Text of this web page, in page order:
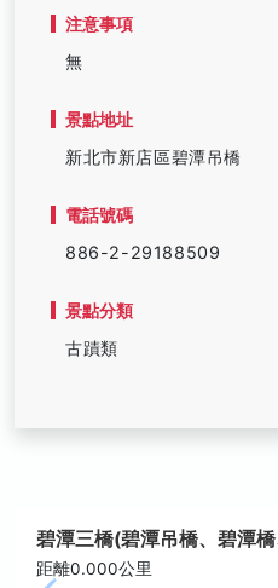
注意事項
無
景點地址
新北市新店區碧潭吊橋
電話號碼
886-2-29188509
景點分類
古蹟類
碧潭三橋(碧潭吊橋、碧潭
距離0.000公里